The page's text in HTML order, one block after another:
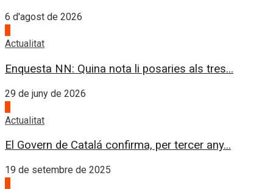
6 d'agost de 2026
Actualitat
Enquesta NN: Quina nota li posaries als tres...
29 de juny de 2026
Actualitat
El Govern de Catalá confirma, per tercer any...
19 de setembre de 2025